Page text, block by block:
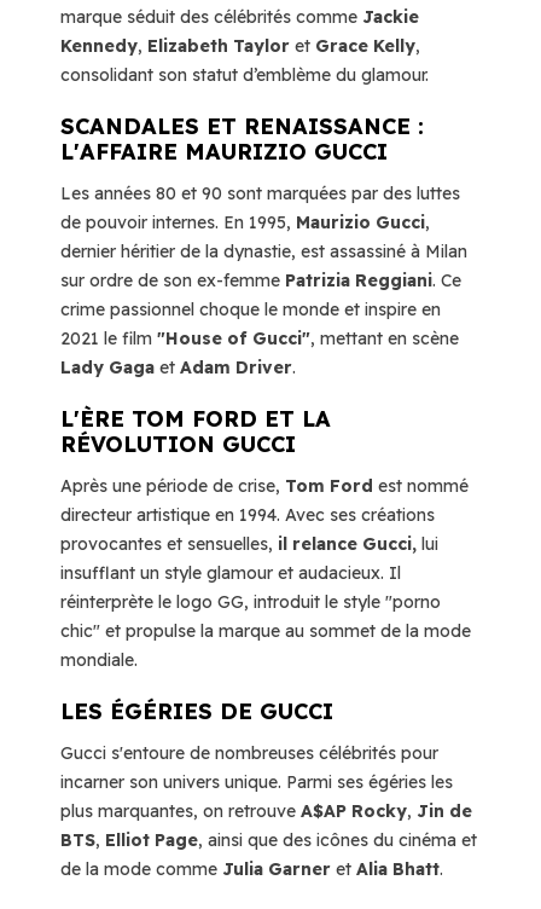
marque séduit des célébrités comme Jackie
Kennedy, Elizabeth Taylor et Grace Kelly,
consolidant son statut d’emblème du glamour.
SCANDALES ET RENAISSANCE :
L'AFFAIRE MAURIZIO GUCCI
Les années 80 et 90 sont marquées par des luttes
de pouvoir internes. En 1995, Maurizio Gucci,
dernier héritier de la dynastie, est assassiné à Milan
sur ordre de son ex-femme Patrizia Reggiani. Ce
crime passionnel choque le monde et inspire en
2021 le film "House of Gucci", mettant en scène
Lady Gaga et Adam Driver.
L'ÈRE TOM FORD ET LA
RÉVOLUTION GUCCI
Après une période de crise, Tom Ford est nommé
directeur artistique en 1994. Avec ses créations
provocantes et sensuelles, il relance Gucci, lui
insufflant un style glamour et audacieux. Il
réinterprète le logo GG, introduit le style "porno
chic" et propulse la marque au sommet de la mode
mondiale.
LES ÉGÉRIES DE GUCCI
Gucci s'entoure de nombreuses célébrités pour
incarner son univers unique. Parmi ses égéries les
plus marquantes, on retrouve A$AP Rocky, Jin de
BTS, Elliot Page, ainsi que des icônes du cinéma et
de la mode comme Julia Garner et Alia Bhatt.